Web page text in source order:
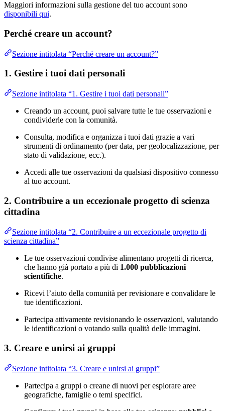
Maggiori informazioni sulla gestione del tuo account sono
disponibili qui.
Perché creare un account?
Sezione intitolata “Perché creare un account?”
1. Gestire i tuoi dati personali
Sezione intitolata “1. Gestire i tuoi dati personali”
Creando un account, puoi salvare tutte le tue osservazioni e
condividerle con la comunità.
Consulta, modifica e organizza i tuoi dati grazie a vari
strumenti di ordinamento (per data, per geolocalizzazione, per
stato di validazione, ecc.).
Accedi alle tue osservazioni da qualsiasi dispositivo connesso
al tuo account.
2. Contribuire a un eccezionale progetto di scienza
cittadina
Sezione intitolata “2. Contribuire a un eccezionale progetto di
scienza cittadina”
Le tue osservazioni condivise alimentano progetti di ricerca,
che hanno già portato a più di 1.000 pubblicazioni
scientifiche.
Ricevi l’aiuto della comunità per revisionare e convalidare le
tue identificazioni.
Partecipa attivamente revisionando le osservazioni, valutando
le identificazioni o votando sulla qualità delle immagini.
3. Creare e unirsi ai gruppi
Sezione intitolata “3. Creare e unirsi ai gruppi”
Partecipa a gruppi o creane di nuovi per esplorare aree
geografiche, famiglie o temi specifici.